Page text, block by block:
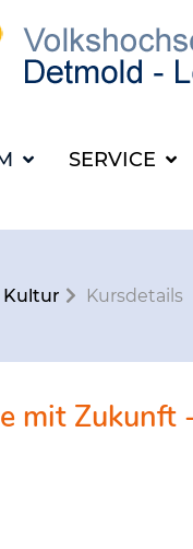
SERVICE
Kultur Kursdetails
mit Zukunft